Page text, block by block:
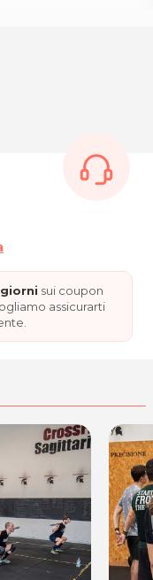
sui coupon
assicurarti